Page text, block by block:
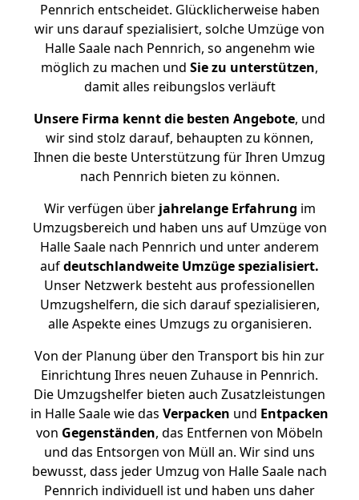
Pennrich entscheidet. Glücklicherweise haben
wir uns darauf spezialisiert, solche Umzüge von
Halle Saale nach Pennrich, so angenehm wie
möglich zu machen und Sie zu unterstützen,
damit alles reibungslos verläuft
Unsere Firma kennt die besten Angebote, und
wir sind stolz darauf, behaupten zu können,
Ihnen die beste Unterstützung für Ihren Umzug
nach Pennrich bieten zu können.
Wir verfügen überjahrelange Erfahrung im
Umzugsbereich und haben uns auf Umzüge von
Halle Saale nach Pennrich und unter anderem
aufdeutschlandweite Umzüge spezialisiert.
Unser Netzwerk besteht aus professionellen
Umzugshelfern, die sich darauf spezialisieren,
alle Aspekte eines Umzugs zu organisieren.
Von der Planung über den Transport bis hin zur
Einrichtung Ihres neuen Zuhause in Pennrich.
Die Umzugshelfer bieten auch Zusatzleistungen
in Halle Saale wie das Verpacken und Entpacken
von Gegenständen, das Entfernen von Möbeln
und das Entsorgen von Müll an. Wir sind uns
bewusst, dass jeder Umzug von Halle Saale nach
Pennrich individuell ist und haben uns daher